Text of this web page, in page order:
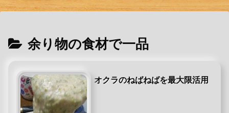
余り物の食材で一品
オクラのねばねばを最大限活用